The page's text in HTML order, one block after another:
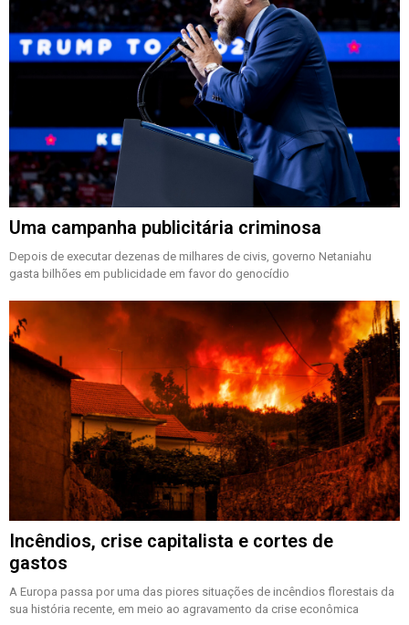
Uma campanha publicitária criminosa
Depois de executar dezenas de milhares de civis, governo Netaniahu
gasta bilhões em publicidade em favor do genocídio
Incêndios, crise capitalista e cortes de
gastos
A Europa passa por uma das piores situações de incêndios florestais da
sua história recente, em meio ao agravamento da crise econômica